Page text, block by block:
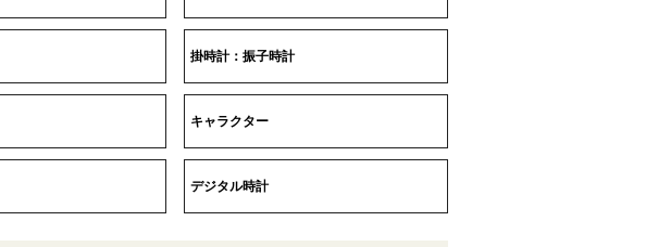
掛時計：振子時計
キャラクター
デジタル時計